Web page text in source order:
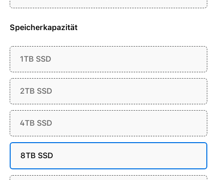
Speicherkapazität
1TB SSD
2TB SSD
4TB SSD
8TB SSD